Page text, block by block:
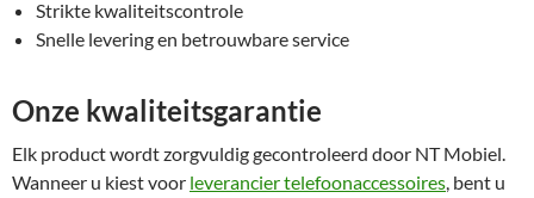
Strikte kwaliteitscontrole
Snelle levering en betrouwbare service
Onze kwaliteitsgarantie
Elk product wordt zorgvuldig gecontroleerd door NT Mobiel.
Wanneer u kiest voor leverancier telefoonaccessoires, bent u